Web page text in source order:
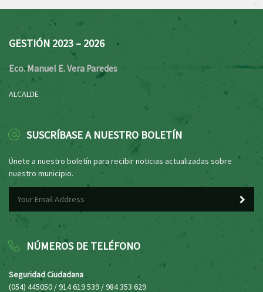
GESTIÓN 2023 – 2026
Eco. Manuel E. Vera Paredes
ALCALDE
SUSCRÍBASE A NUESTRO BOLETÍN
Únete a nuestro boletín para recibir noticias actualizadas sobre
nuestro municipio.
NÚMEROS DE TELÉFONO
Seguridad Ciudadana
(054) 445050 / 914 619 539 / 984 353 629